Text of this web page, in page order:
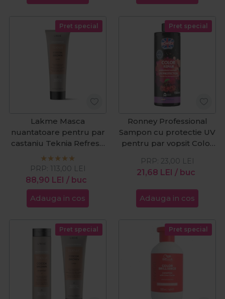
Pret special
Lakme Masca
nuantatoare pentru par
castaniu Teknia Refresh
Cocoa Brown 250ml
88,90 LEI / buc
PRP: 113,00 LEI
Adauga in cos
Pret special
Ronney Professional
Sampon cu protectie UV
pentru par vopsit Color
21,68 LEI / buc
PRP: 23,00 LEI
Adauga in cos
Pret special Pret special